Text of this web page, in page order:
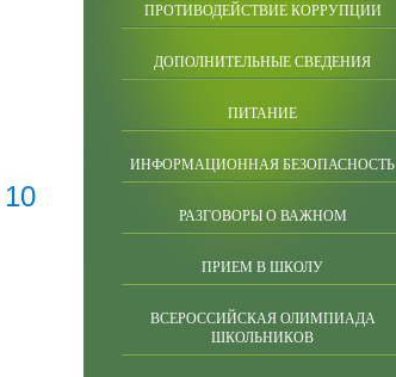
ПРОТИВОДЕЙСТВИЕ КОРРУПЦИИ
ДОПОЛНИТЕЛЬНЫЕ СВЕДЕНИЯ
ПИТАНИЕ
ИНФОРМАЦИОННАЯ БЕЗОПАСНОСТЬ
РАЗГОВОРЫ О ВАЖНОМ
ПРИЕМ В ШКОЛУ
ВСЕРОССИЙСКАЯ ОЛИМПИАДА
ШКОЛЬНИКОВ